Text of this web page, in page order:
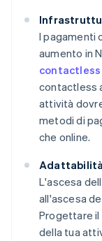
I pagamenti
aumento in
contactless
contactless
attività
metodi di
che online.
L'ascesa
all'ascesa
Progettare il
della tua